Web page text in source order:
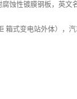
蚀性镀膜钢板，英文
式变电站外体），